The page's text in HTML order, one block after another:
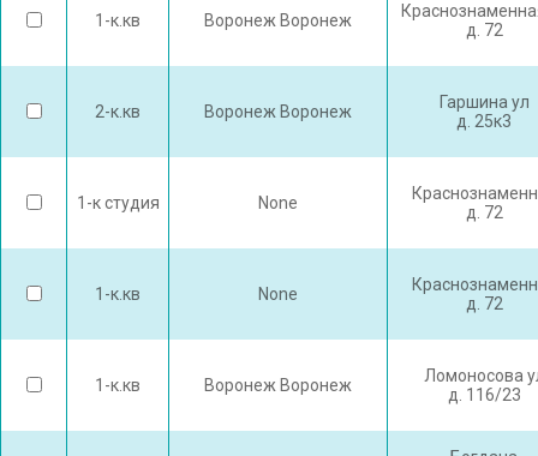
1-к.кв Воронеж Воронеж
д. 72
2-к.кв Воронеж Воронеж
Гаршина ул
д. 25к3
1-к студия None
д. 72
1-к.кв None
д. 72
1-к.кв Воронеж Воронеж
Ломоносова
д. 116/23